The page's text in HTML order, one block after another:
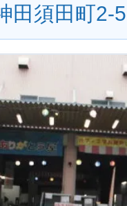
田須田町2-